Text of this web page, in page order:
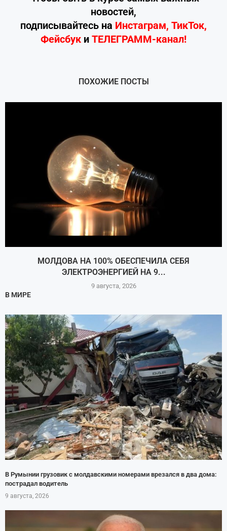
новостей,
подписывайтесь на Инстаграм, ТикТок,
Фейсбук и ТЕЛЕГРАММ-канал!
ПОХОЖИЕ ПОСТЫ
МОЛДОВА НА 100% ОБЕСПЕЧИЛА СЕБЯ
ЭЛЕКТРОЭНЕРГИЕЙ НА 9...
9 августа, 2026
В МИРЕ
В Румынии грузовик с молдавскими номерами врезался в два дома:
пострадал водитель
9 августа, 2026